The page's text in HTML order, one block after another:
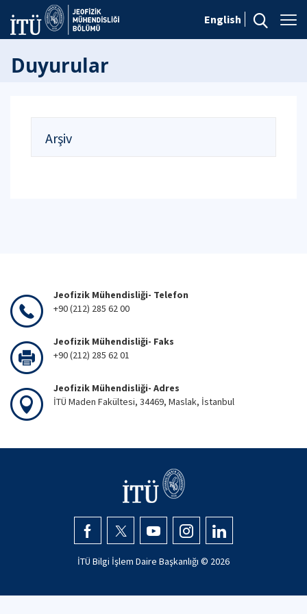
English
Duyurular
Arşiv
Jeofizik Mühendisliği- Telefon
+90 (212) 285 62 00
Jeofizik Mühendisliği- Faks
+90 (212) 285 62 01
Jeofizik Mühendisliği- Adres
İTÜ Maden Fakültesi, 34469, Maslak, İstanbul
İTÜ Bilgi İşlem Daire Başkanlığı © 2026